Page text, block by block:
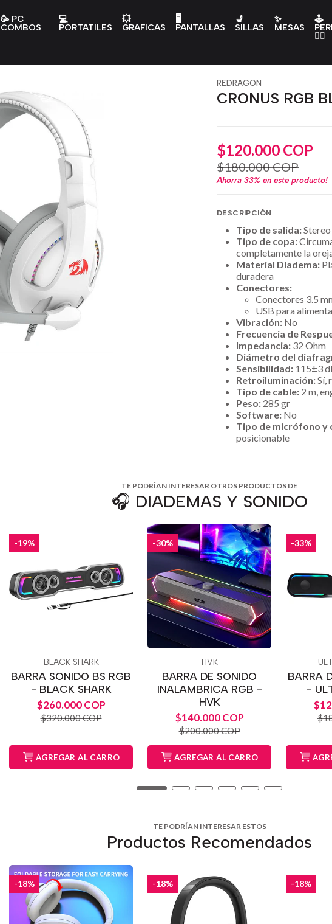
🥳 PC
COMBOS
💻
PORTATILES
💥
GRAFICAS
🖥️
PANTALLAS
💺
SILLAS
✨
MESAS
🕹️
👇🏻
REDRAGON
CRONUS RGB
$120.000 COP
$180.000 COP
Ahorra 33% en este producto!
DESCRIPCIÓN
Tipo de salida:Stereo
Tipo de copa:
completamente la
Material Diadema:
duradera
Conectores:
Conectores 3.5
USB para
Vibración: No
Frecuencia de
Impedancia: 32 Ohm
Diámetro del
Sensibilidad: 115±3
Retroiluminación:Sí,
Tipo de cable: 2 m,
Peso: 285 gr
Software: No
Tipo de micrófono y
posicionable
TE PODRÍAN INTERESAR OTROS PRODUCTOS DE
🎧 DIADEMAS Y SONIDO
-19%
BLACK SHARK
BARRA SONIDO BS RGB
- BLACK SHARK
$260.000 COP
$320.000 COP
AGREGAR AL CARRO
-30%
HVK
BARRA DE SONIDO
INALAMBRICA RGB -
HVK
$140.000 COP
$200.000 COP
AGREGAR AL CARRO
-33%
BARRA
-
TE PODRÍAN INTERESAR ESTOS
Productos Recomendados
-18% -18% -18%